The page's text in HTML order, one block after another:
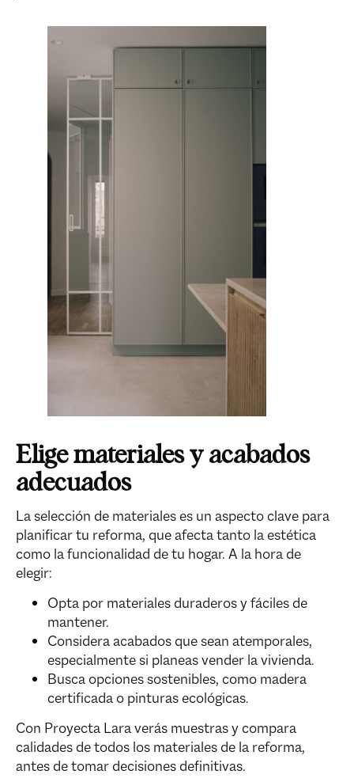
Elige materiales y acabados
adecuados
La selección de materiales es un aspecto clave para
planificar tu reforma, que afecta tanto la estética
como la funcionalidad de tu hogar. A la hora de
elegir:
Opta por materiales duraderos y fáciles de
mantener.
Considera acabados que sean atemporales,
especialmente si planeas vender la vivienda.
Busca opciones sostenibles, como madera
certificada o pinturas ecológicas.
Con Proyecta Lara verás muestras y compara
calidades de todos los materiales de la reforma,
antes de tomar decisiones definitivas.